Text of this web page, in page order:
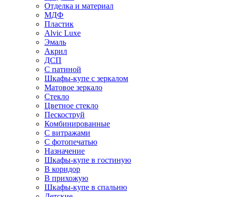
Отделка и материал
МДФ
Пластик
Alvic Luxe
Эмаль
Акрил
ДСП
С патиной
Шкафы-купе с зеркалом
Матовое зеркало
Стекло
Цветное стекло
Пескоструй
Комбинированные
С витражами
С фотопечатью
Назначение
Шкафы-купе в гостиную
В коридор
В прихожую
Шкафы-купе в спальню